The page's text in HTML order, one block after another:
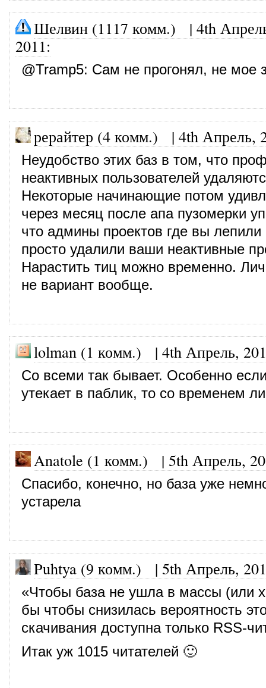
Шелвин (1117 комм.) | 4th
2011:
@Tramp5: Сам не прогонял, не мое
рерайтер (4 комм.) | 4th Апрель,
Неудобство этих баз в том, что
неактивных пользователей
Некоторые начинающие потом
через месяц после апа пузомерки
что админы проектов где вы лепили
просто удалили ваши неактивные
Нарастить тиц можно временно.
не вариант вообще.
lolman (1 комм.) | 4th Апрель,
Со всеми так бывает. Особенно
утекает в паблик, то со временем
Anatole (1 комм.) | 5th Апрель,
Спасибо, конечно, но база уже
устарела
Puhtya (9 комм.) | 5th Апрель,
«Чтобы база не ушла в массы (или
бы чтобы снизилась вероятность
скачивания доступна только RSS-
Итак уж 1015 читателей 🙂